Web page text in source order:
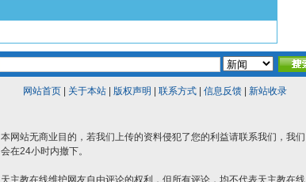
网站首页| 关于本站| 版权声明 联系方式| 信息反馈| 新站收录
本网站无商业目的，若我们上传的资料侵犯了您的利益请联系我们，我们
会在24小时内撤下。
天主教在线维护网友自由评论的权利，但所有评论，均不代表天主教在线